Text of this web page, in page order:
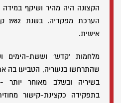
הקצונה היה מהיר ושיקף
אישית.
מלחמות 'קדש' וששת-הימים
שהתרחשו בנעוריה, הטביעו בה
בשיריה ובשלב מאוחר יותר
בתפקידה כקצינת-קישור